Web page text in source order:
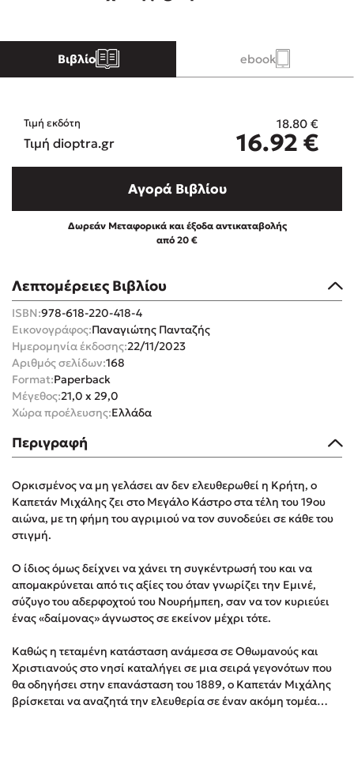
Ιωάννης Γλωσσόπουλος
Δανάη Δεληγεώργη
Πάνω, κάτω, μπροστά, πίσω
Mel Robbins
Η μέθοδος Αφήστε τους
Δημοφιλείς Συγγραφείς
Φυστίκι ΠουΚυλάει
El Sombrero
Στέφανος Ξενάκης
Sebastian Fitzek
Freida McFadden
Κατρίνα Τσάνταλη
Lucinda Riley
Βιβλίο ebook
Λεπτομέρειες Βιβλίου
ISBN:978-618-220-418-4
Εικονογράφος:Παναγιώτης Πανταζής
Ημερομηνία έκδοσης:22/11/2023
Αριθμός σελίδων:168
Format:Paperback
Μέγεθος:21,0 x 29,0
Χώρα προέλευσης:Ελλάδα
Τιμή εκδότη 18.80 €
Τιμή dioptra.gr 16.92 €
Αγορά Βιβλίου
Δωρεάν Μεταφορικά και έξοδα αντικαταβολής
από 20 €
Περιγραφή
Ορκισμένος να μη γελάσει αν δεν ελευθερωθεί η Κρήτη, ο
Καπετάν Μιχάλης ζει στο Μεγάλο Κάστρο στα τέλη του 19ου
αιώνα, με τη φήμη του αγριμιού να τον συνοδεύει σε κάθε του
στιγμή.
Ο ίδιος όμως δείχνει να χάνει τη συγκέντρωσή του και να
απομακρύνεται από τις αξίες του όταν γνωρίζει την Εμινέ,
σύζυγο του αδερφοχτού του Νουρήμπεη, σαν να τον κυριεύει
ένας «δαίμονας» άγνωστος σε εκείνον μέχρι τότε.
Καθώς η τεταμένη κατάσταση ανάμεσα σε Οθωμανούς και
Χριστιανούς στο νησί καταλήγει σε μια σειρά γεγονότων που
θα οδηγήσει στην επανάσταση του 1889, ο Καπετάν Μιχάλης
βρίσκεται να αναζητά την ελευθερία σε έναν ακόμη τομέα…